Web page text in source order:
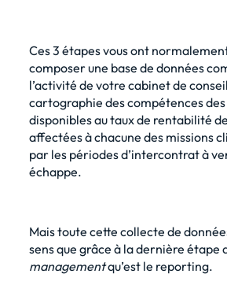
Ces 3 étapes vous ont
composer une base de données
l’activité de votre cabinet de
cartographie des compétences
disponibles au taux de rentabilité
affectées à chacune des missions
par les périodes d’intercontrat à
échappe.
Mais toute cette collecte de
sens que grâce à la dernière étape
managementqu’est le reporting.